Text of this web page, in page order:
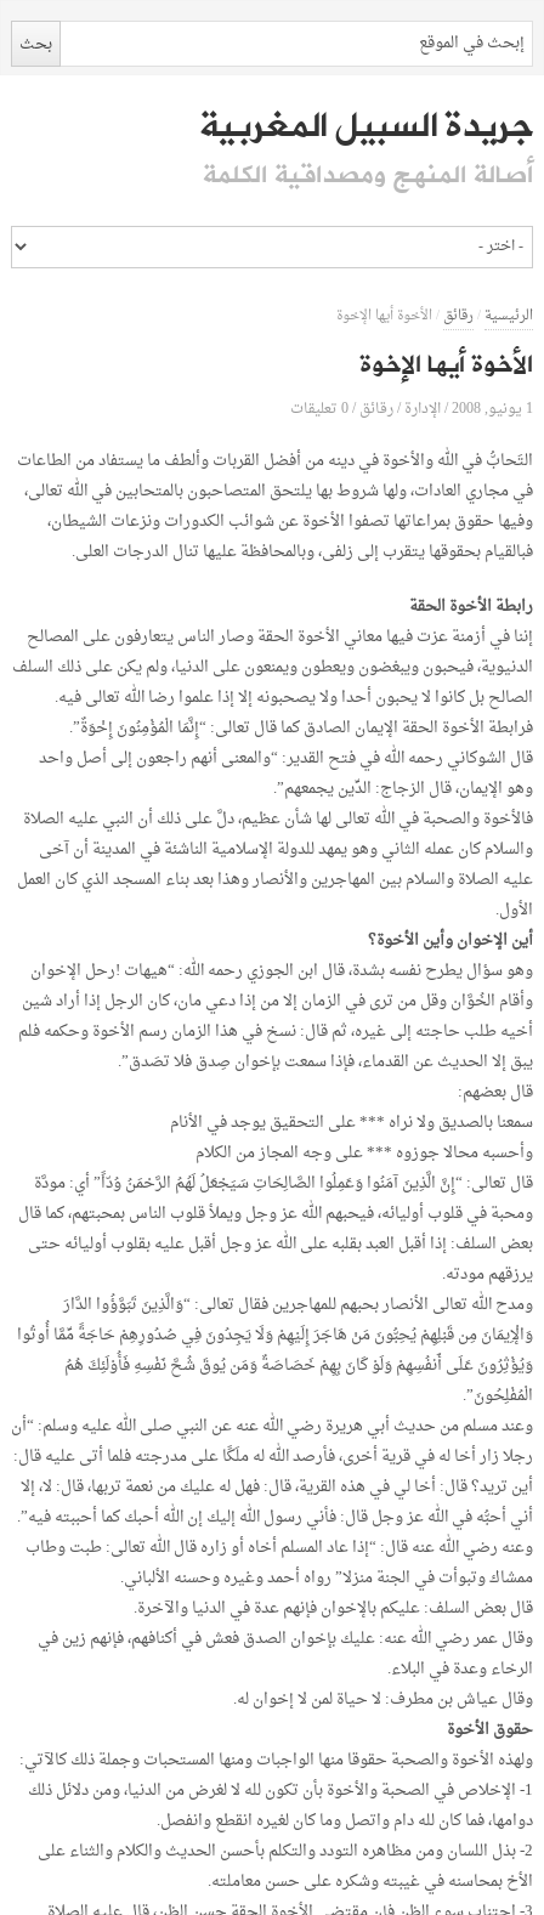
جريدة السبيل المغربية
أصالة المنهج ومصداقية الكلمة
الرئيسية/رقائق/الأخوة أيها الإخوة
الأخوة أيها الإخوة
1 يونيو, 2008 /الإدارة/رقائق/0 تعليقات
التَحابُّ في الله والأخوة في دينه من أفضل القربات وألطف ما يستفاد من الطاعات
في مجاري العادات، ولها شروط بها يلتحق المتصاحبون بالمتحابين في الله تعالى،
وفيها حقوق بمراعاتها تصفوا الأخوة عن شوائب الكدورات ونزعات الشيطان،
فبالقيام بحقوقها يتقرب إلى زلفى، وبالمحافظة عليها تنال الدرجات العلى.
رابطة الأخوة الحقة
إننا في أزمنة عزت فيها معاني الأخوة الحقة وصار الناس يتعارفون على المصالح
الدنيوية، فيحبون ويبغضون ويعطون ويمنعون على الدنيا، ولم يكن على ذلك السلف
الصالح بل كانوا لا يحبون أحدا ولا يصحبونه إلا إذا علموا رضا الله تعالى فيه.
فرابطة الأخوة الحقة الإيمان الصادق كما قال تعالى: “إِنَّمَا الْمُؤْمِنُونَ إِخْوَةٌ”.
قال الشوكاني رحمه الله في فتح القدير: “والمعنى أنهم راجعون إلى أصل واحد
وهو الإيمان، قال الزجاج: الدِّين يجمعهم”.
فالأخوة والصحبة في الله تعالى لها شأن عظيم، دلَّ على ذلك أن النبي عليه الصلاة
والسلام كان عمله الثاني وهو يمهد للدولة الإسلامية الناشئة في المدينة أن آخى
عليه الصلاة والسلام بين المهاجرين والأنصار وهذا بعد بناء المسجد الذي كان العمل
الأول.
أين الإخوان وأين الأخوة؟
وهو سؤال يطرح نفسه بشدة، قال ابن الجوزي رحمه الله: “هيهات !رحل الإخوان
وأقام الخُوَّان وقل من ترى في الزمان إلا من إذا دعي مان، كان الرجل إذا أراد شين
أخيه طلب حاجته إلى غيره، ثم قال: نسخ في هذا الزمان رسم الأخوة وحكمه فلم
يبق إلا الحديث عن القدماء، فإذا سمعت بإخوان صِدق فلا تصَدق”.
قال بعضهم:
سمعنا بالصديق ولا نراه *** على التحقيق يوجد في الأنام
وأحسبه محالا جوزوه *** على وجه المجاز من الكلام
قال تعالى: “إِنَّ الَّذِينَ آمَنُوا وَعَمِلُوا الصَّالِحَاتِ سَيَجْعَلُ لَهُمُ الرَّحْمَنُ وُدّاً” أي: مودَّة
ومحبة في قلوب أوليائه، فيحبهم الله عز وجل ويملأ قلوب الناس بمحبتهم، كما قال
بعض السلف: إذا أقبل العبد بقلبه على الله عز وجل أقبل عليه بقلوب أوليائه حتى
يرزقهم مودته.
ومدح الله تعالى الأنصار بحبهم للمهاجرين فقال تعالى: “وَالَّذِينَ تَبَوَّؤُوا الدَّارَ
وَالْإِيمَانَ مِن قَبْلِهِمْ يُحِبُّونَ مَنْ هَاجَرَ إِلَيْهِمْ وَلَا يَجِدُونَ فِي صُدُورِهِمْ حَاجَةً مِّمَّا أُوتُوا
وَيُؤْثِرُونَ عَلَى أَنفُسِهِمْ وَلَوْ كَانَ بِهِمْ خَصَاصَةٌ وَمَن يُوقَ شُحَّ نَفْسِهِ فَأُوْلَئِكَ هُمُ
الْمُفْلِحُونَ”.
وعند مسلم من حديث أبي هريرة رضي الله عنه عن النبي صلى الله عليه وسلم: “أن
رجلا زار أخا له في قرية أخرى، فأرصد الله له ملَكًا على مدرجته فلما أتى عليه قال:
أين تريد؟ قال: أخا لي في هذه القرية، قال: فهل له عليك من نعمة تربها، قال: لا، إلا
أني أحبُّه في الله عز وجل قال: فأني رسول الله إليك إن الله أحبك كما أحببته فيه”.
وعنه رضي الله عنه قال: “إذا عاد المسلم أخاه أو زاره قال الله تعالى: طبت وطاب
ممشاك وتبوأت في الجنة منزلا” رواه أحمد وغيره وحسنه الألباني.
قال بعض السلف: عليكم بالإخوان فإنهم عدة في الدنيا والآخرة.
وقال عمر رضي الله عنه: عليك بإخوان الصدق فعش في أكنافهم، فإنهم زين في
الرخاء وعدة في البلاء.
وقال عياش بن مطرف: لا حياة لمن لا إخوان له.
حقوق الأخوة
ولهذه الأخوة والصحبة حقوقا منها الواجبات ومنها المستحبات وجملة ذلك كالآتي:
1- الإخلاص في الصحبة والأخوة بأن تكون لله لا لغرض من الدنيا، ومن دلائل ذلك
دوامها، فما كان لله دام واتصل وما كان لغيره انقطع وانفصل.
2- بذل اللسان ومن مظاهره التودد والتكلم بأحسن الحديث والكلام والثناء على
الأخ بمحاسنه في غيبته وشكره على حسن معاملته.